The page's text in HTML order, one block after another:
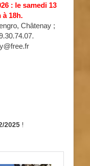
: le samedi 13
à 18h.
Châtenay ;
2025 !